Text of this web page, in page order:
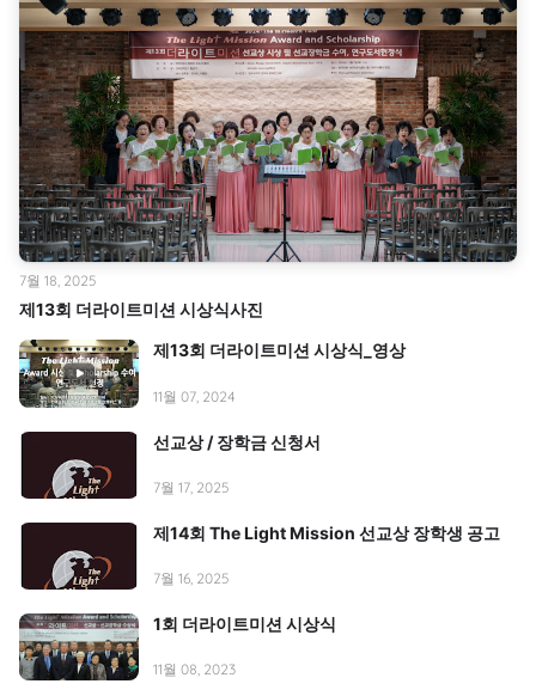
제13회 더라이트미션 시상식사진
7월 18, 2025
제13회 더라이트미션 시상식_영상
11월 07, 2024
선교상 / 장학금 신청서
7월 17, 2025
제14회 The Light Mission 선교상 장학생 공고
7월 16, 2025
1회 더라이트미션 시상식
11월 08, 2023